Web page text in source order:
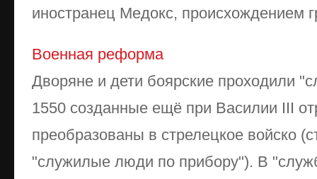
иностранец Медокс, происхождением
Военная реформа
Дворяне и дети боярские проходили
1550 созданные ещё при Василии III
преобразованы в стрелецкое войско
"служилые люди по прибору"). В